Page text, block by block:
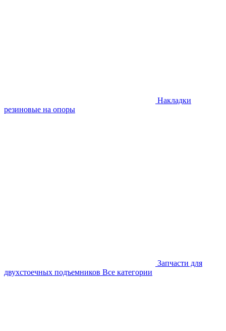
Накладки
резиновые на опоры
Запчасти для
двухстоечных подъемников Все категории